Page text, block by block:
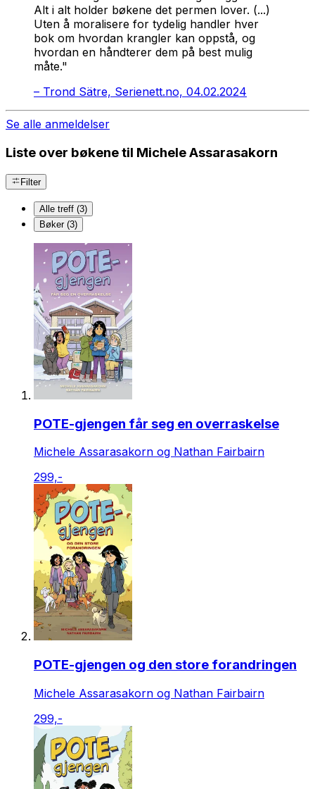
Alt i alt holder bøkene det permen lover. (...)
Uten å moralisere for tydelig handler hver
bok om hvordan krangler kan oppstå, og
hvordan en håndterer dem på best mulig
måte."
– Trond Sätre, Serienett.no, 04.02.2024
Se alle anmeldelser
Liste over bøkene til Michele Assarasakorn
Filter
Alle treff (3)
Bøker (3)
POTE-gjengen får seg en overraskelse
Michele Assarasakorn og Nathan Fairbairn
299,-
POTE-gjengen og den store forandringen
Michele Assarasakorn og Nathan Fairbairn
299,-